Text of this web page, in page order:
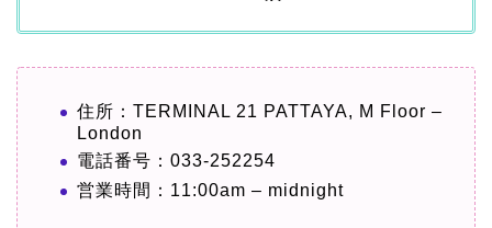
住所：TERMINAL 21 PATTAYA, M Floor –
London
電話番号：033-252254
営業時間：11:00am – midnight